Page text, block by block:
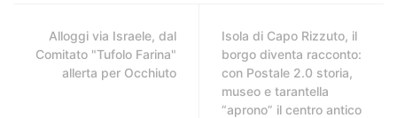
Alloggi via Israele, dal
Comitato "Tufolo Farina"
allerta per Occhiuto
Isola di Capo Rizzuto, il
borgo diventa racconto:
con Postale 2.0 storia,
museo e tarantella
“aprono” il centro antico